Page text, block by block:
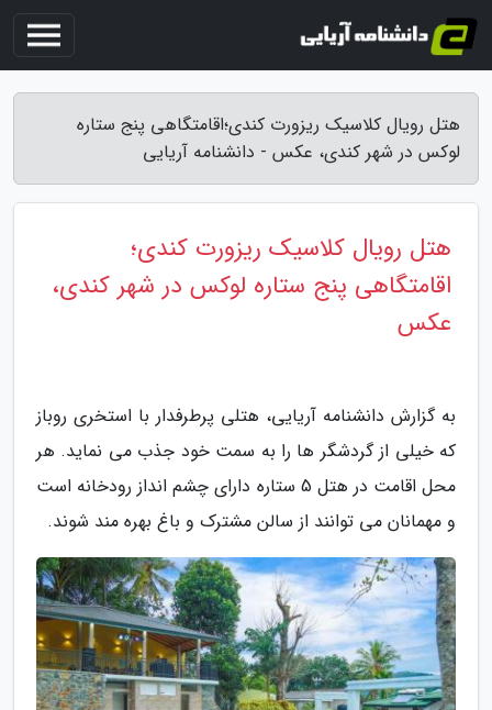
هتل رویال کلاسیک ریزورت کندی؛اقامتگاهی پنج ستاره
لوکس در شهر کندی، عکس - دانشنامه آریایی
هتل رویال کلاسیک ریزورت کندی؛
اقامتگاهی پنج ستاره لوکس در شهر کندی،
عکس
به گزارش دانشنامه آریایی، هتلی پرطرفدار با استخری روباز
که خیلی از گردشگر ها را به سمت خود جذب می نماید. هر
محل اقامت در هتل 5 ستاره دارای چشم انداز رودخانه است
و مهمانان می توانند از سالن مشترک و باغ بهره مند شوند.